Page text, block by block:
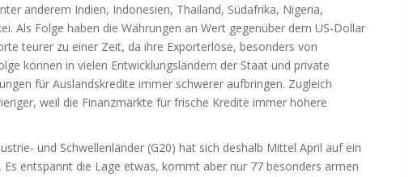
anderem Indien, Indonesien, Thailand, Südafrika, Nigeria,
Als Folge haben die Währungen an Wert gegenüber dem US-Dollar
teurer zu einer Zeit, da ihre Exporterlöse, besonders von
können in vielen Entwicklungsländern der Staat und private
für Auslandskredite immer schwerer aufbringen. Zugleich
weil die Finanzmärkte für frische Kredite immer höhere
und Schwellenländer (G20) hat sich deshalb Mittel April auf ein
entspannt die Lage etwas, kommt aber nur 77 besonders armen